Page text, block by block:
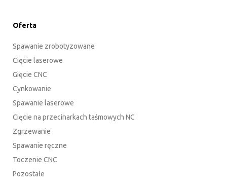
Oferta
Spawanie zrobotyzowane
Cięcie laserowe
Gięcie CNC
Cynkowanie
Spawanie laserowe
Cięcie na przecinarkach taśmowych NC
Zgrzewanie
Spawanie ręczne
Toczenie CNC
Pozostałe